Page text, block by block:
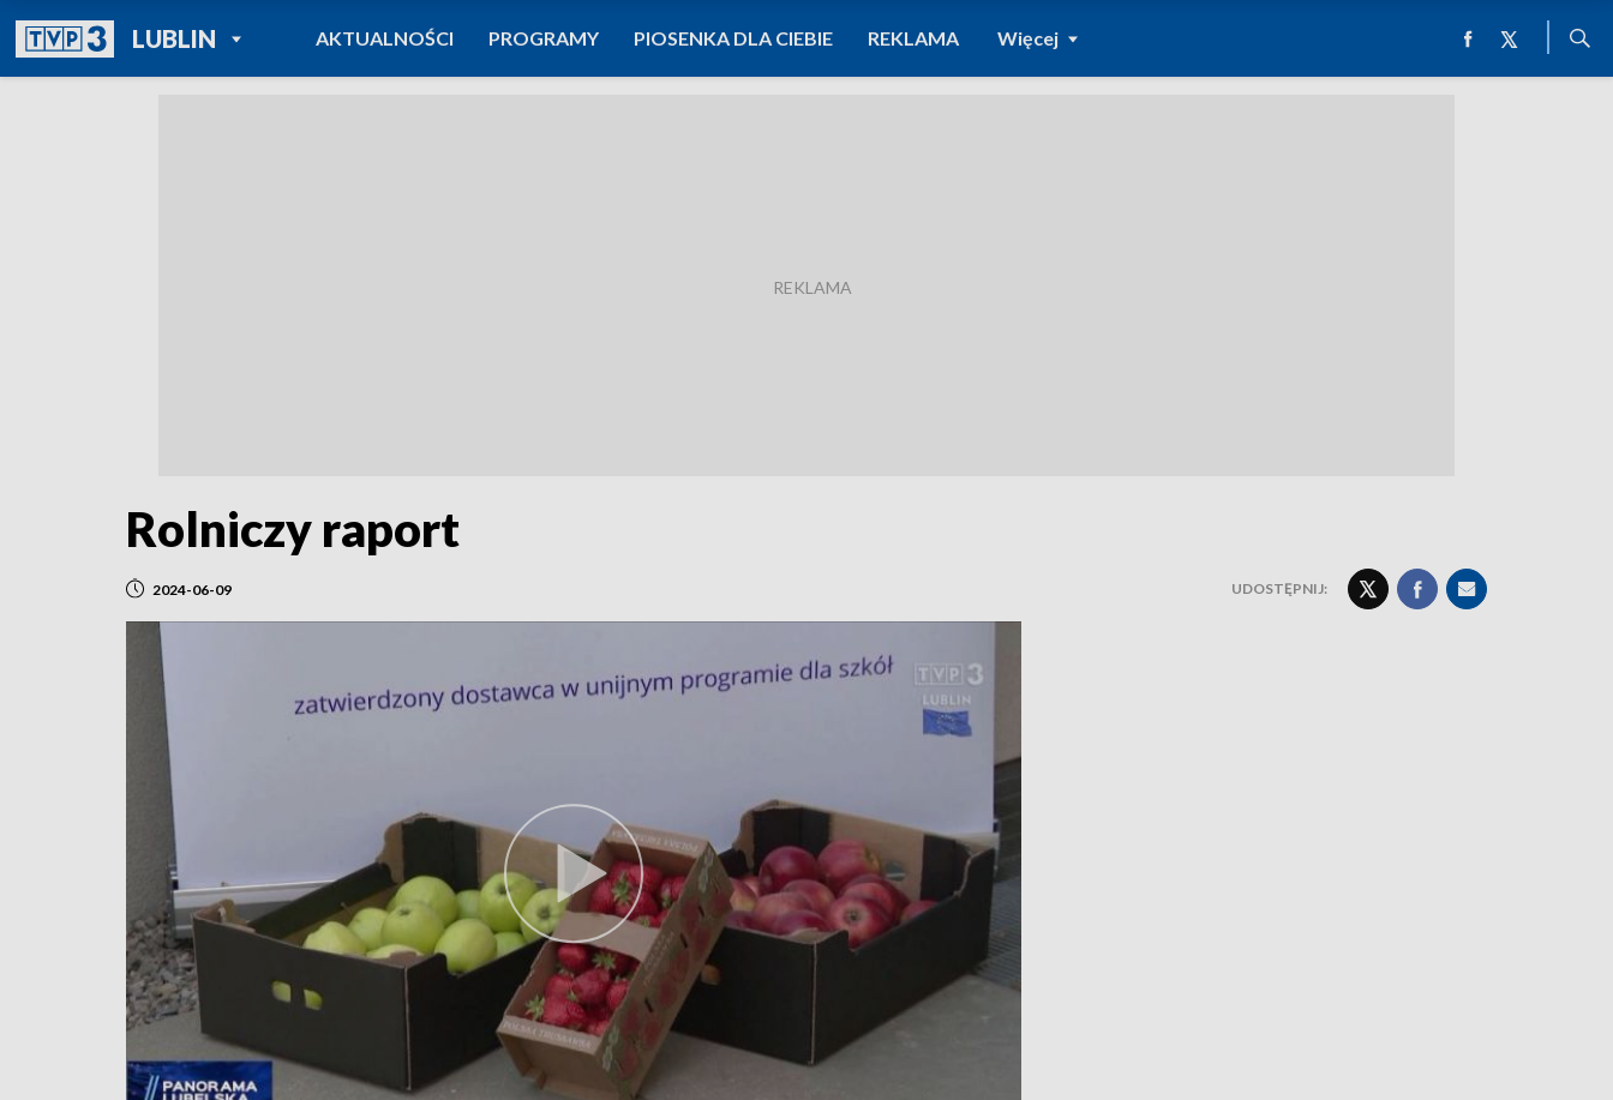
LUBLINPOWRÓT DO
TVP REGIONY
AKTUALNOŚCI PROGRAMY PIOSENKA DLA CIEBIE REKLAMA Więcej
Rolniczy raport
2024-06-09 UDOSTĘPNIJ: